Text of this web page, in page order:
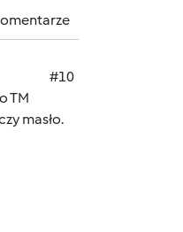
#10
TM
masło.